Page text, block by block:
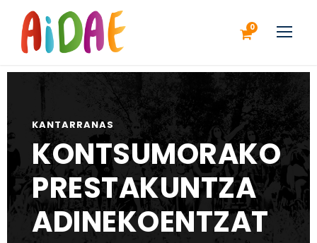
0
KANTARRANAS
KONTSUMORAKO
PRESTAKUNTZA
ADINEKOENTZAT